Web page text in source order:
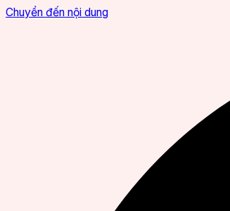
Chuyển đến nội dung